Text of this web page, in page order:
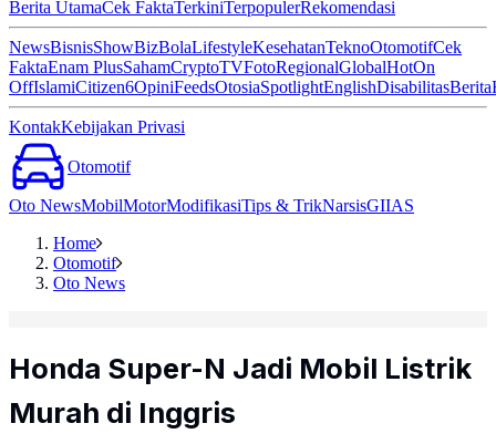
Berita UtamaCek FaktaTerkiniTerpopulerRekomendasi
NewsBisnisShowBizBolaLifestyleKesehatanTeknoOtomotifCek
FaktaEnam PlusSahamCryptoTVFotoRegionalGlobalHotOn
OffIslamiCitizen6OpiniFeedsOtosiaSpotlightEnglishDisabilitasBerita
KontakKebijakan Privasi
Otomotif
Oto NewsMobilMotorModifikasiTips & TrikNarsisGIIAS
Home
Otomotif
Oto News
Honda Super-N Jadi Mobil Listrik
Murah di Inggris